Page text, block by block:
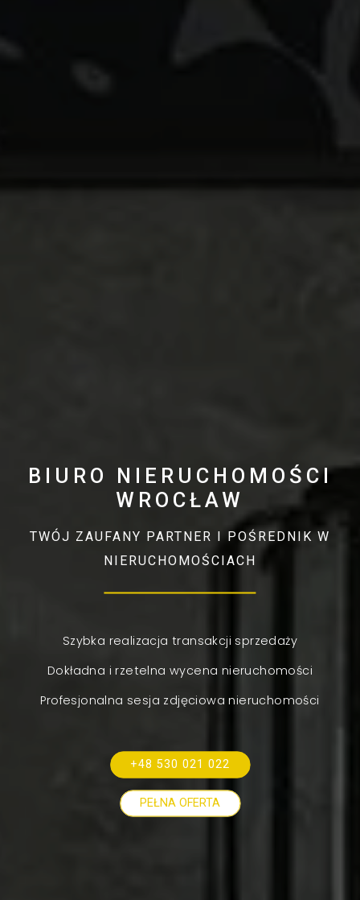
BIURO NIERUCHOMOŚCI
WROCŁAW
TWÓJ ZAUFANY PARTNER I POŚREDNIK W
NIERUCHOMOŚCIACH
Szybka realizacja transakcji sprzedaży
Dokładna i rzetelna wycena nieruchomości
Profesjonalna sesja zdjęciowa nieruchomości
+48 530 021 022
PEŁNA OFERTA